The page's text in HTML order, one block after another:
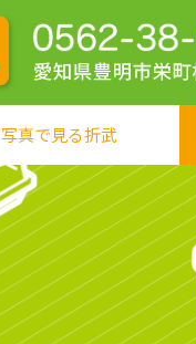
写真で見る折武